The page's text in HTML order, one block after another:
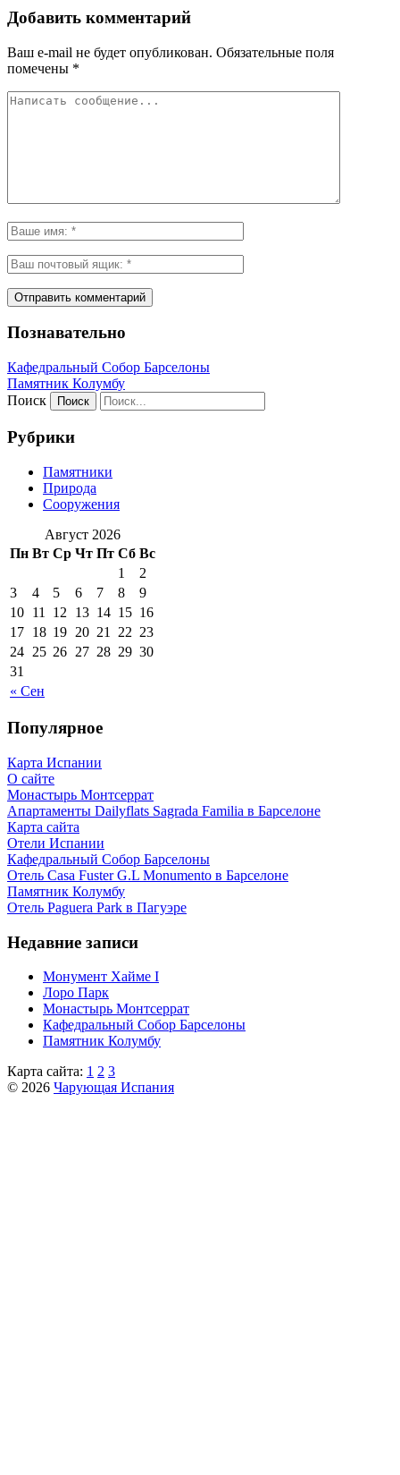
Добавить комментарий
Ваш e-mail не будет опубликован. Обязательные поля
помечены *
Познавательно
Кафeдрaльный Собор Барселоны
Пaмятник Колумбу
Поиск
Рубрики
Памятники
Природа
Сооружения
Август 2026
Пн Вт Ср Чт Пт Сб Вс
« Сен
1
2
3
4 5 6 7 8
9
10 11 12 13 14 15 16
17 18 19 20 21 22 23
24 25 26 27 28 29 30
31
Популярное
Карта Испании
О сайте
Монастырь Монтсеррат
Апартаменты Dailyflats Sagrada Familia в Барселоне
Карта сайта
Отели Испании
Кафeдрaльный Собор Барселоны
Отель Casa Fuster G.L Monumento в Барселоне
Пaмятник Колумбу
Отель Paguera Park в Пагуэре
Недавние записи
Монумент Хайме I
Лоро Парк
Монастырь Монтсеррат
Кафeдрaльный Собор Барселоны
Пaмятник Колумбу
Карта сайта: 1 2 3
© 2026 Чарующая Испания